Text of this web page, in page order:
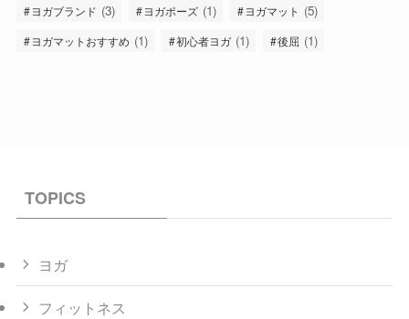
ヨガブランド (3) ヨガポーズ (1) ヨガマット (5)
ヨガマットおすすめ (1) 初心者ヨガ (1) 後屈 (1)
TOPICS
ヨガ
フィットネス